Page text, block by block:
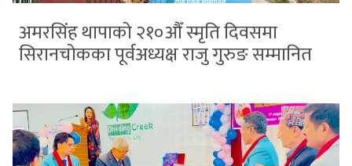
अमरसिंह थापाको २१०औँ स्मृति दिवसमा
सिरानचोकका पूर्वअध्यक्ष राजु गुरुङ सम्मानित